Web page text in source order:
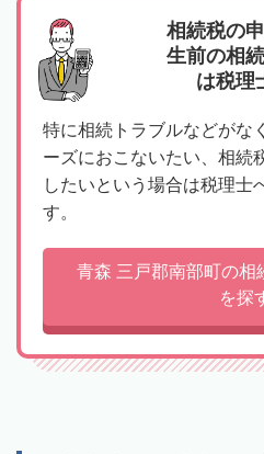
相続税の申
生前の相
は税理
特に相続トラブルなどがな
ーズにおこないたい、相続
したいという場合は税理士
す。
青森 三戸郡南部町の相
を探